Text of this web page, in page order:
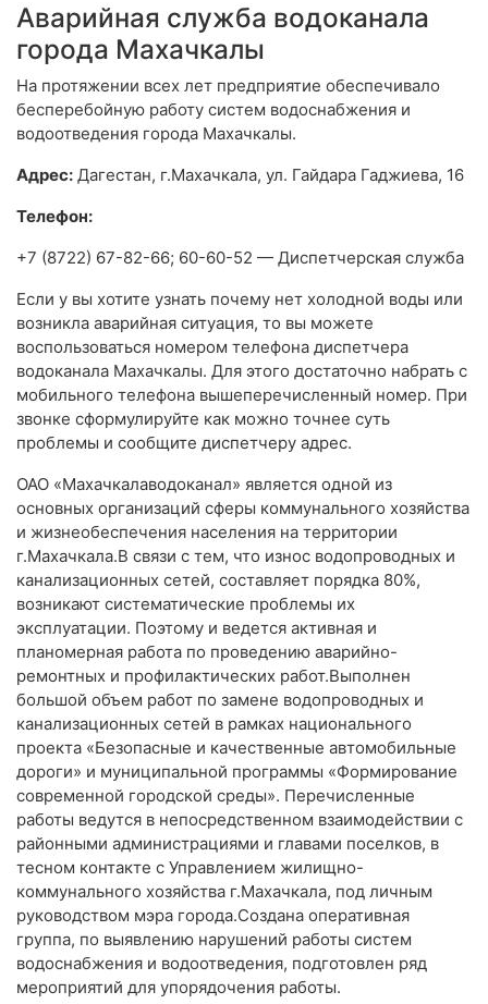
Аварийная служба водоканала
города Махачкалы
На протяжении всех лет предприятие обеспечивало
бесперебойную работу систем водоснабжения и
водоотведения города Махачкалы.
Адрес: Дагестан, г.Махачкала, ул. Гайдара Гаджиева, 16
Телефон:
+7 (8722) 67-82-66; 60-60-52 — Диспетчерская служба
Если у вы хотите узнать почему нет холодной воды или
возникла аварийная ситуация, то вы можете
воспользоваться номером телефона диспетчера
водоканала Махачкалы. Для этого достаточно набрать с
мобильного телефона вышеперечисленный номер. При
звонке сформулируйте как можно точнее суть
проблемы и сообщите диспетчеру адрес.
ОАО «Махачкалаводоканал» является одной из
основных организаций сферы коммунального хозяйства
и жизнеобеспечения населения на территории
г.Махачкала.В связи с тем, что износ водопроводных и
канализационных сетей, составляет порядка 80%,
возникают систематические проблемы их
эксплуатации. Поэтому и ведется активная и
планомерная работа по проведению аварийно-
ремонтных и профилактических работ.Выполнен
большой объем работ по замене водопроводных и
канализационных сетей в рамках национального
проекта «Безопасные и качественные автомобильные
дороги» и муниципальной программы «Формирование
современной городской среды». Перечисленные
работы ведутся в непосредственном взаимодействии с
районными администрациями и главами поселков, в
тесном контакте с Управлением жилищно-
коммунального хозяйства г.Махачкала, под личным
руководством мэра города.Создана оперативная
группа, по выявлению нарушений работы систем
водоснабжения и водоотведения, подготовлен ряд
мероприятий для упорядочения работы.